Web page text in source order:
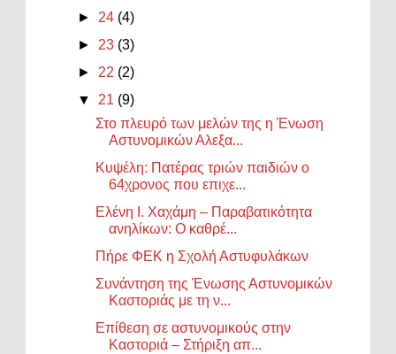
► 24 (4)
► 23 (3)
► 22 (2)
▼ 21 (9)
Στο πλευρό των μελών της η Ένωση
Αστυνομικών Αλεξα...
Κυψέλη: Πατέρας τριών παιδιών ο
64χρονος που επιχε...
Ελένη Ι. Χαχάμη – Παραβατικότητα
ανηλίκων: Ο καθρέ...
Πήρε ΦΕΚ η Σχολή Αστυφυλάκων
Συνάντηση της Ένωσης Αστυνομικών
Καστοριάς με τη ν...
Επίθεση σε αστυνομικούς στην
Καστοριά – Στήριξη απ...